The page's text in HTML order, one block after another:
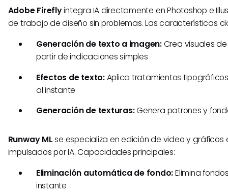
Adobe Fireflyintegra IA directamente en Photoshop e
de trabajo de diseño sin problemas. Las características
Generación de texto a imagen:Crea visuales
partir de indicaciones simples
Efectos de texto:Aplica tratamientos
al instante
Generación de texturas:Genera patrones y
Runway MLse especializa en edición de video y gráficos
impulsados por IA. Capacidades principales:
Eliminación automática de fondo:Elimina
instante